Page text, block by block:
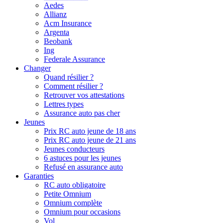
Aedes
Allianz
Acm Insurance
Argenta
Beobank
Ing
Federale Assurance
Changer
Quand résilier ?
Comment résilier ?
Retrouver vos attestations
Lettres types
Assurance auto pas cher
Jeunes
Prix RC auto jeune de 18 ans
Prix RC auto jeune de 21 ans
Jeunes conducteurs
6 astuces pour les jeunes
Refusé en assurance auto
Garanties
RC auto obligatoire
Petite Omnium
Omnium complète
Omnium pour occasions
Vol